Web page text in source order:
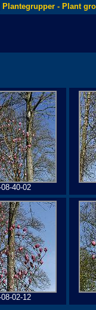
Plantegrupper - Plant
40-02
02-12